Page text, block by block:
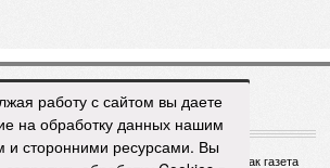
журналистских расследований
Артёмом Боровиком в 1998 году как газета
работу с сайтом вы даете
на обработку данных нашим
и сторонними ресурсами. Вы